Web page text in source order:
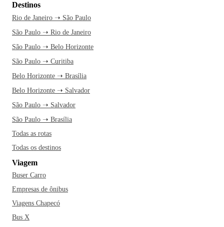
Destinos
Rio de Janeiro ➝ São Paulo
São Paulo ➝ Rio de Janeiro
São Paulo ➝ Belo Horizonte
São Paulo ➝ Curitiba
Belo Horizonte ➝ Brasília
Belo Horizonte ➝ Salvador
São Paulo ➝ Salvador
São Paulo ➝ Brasília
Todas as rotas
Todas os destinos
Viagem
Buser Carro
Empresas de ônibus
Viagens Chapecó
Bus X